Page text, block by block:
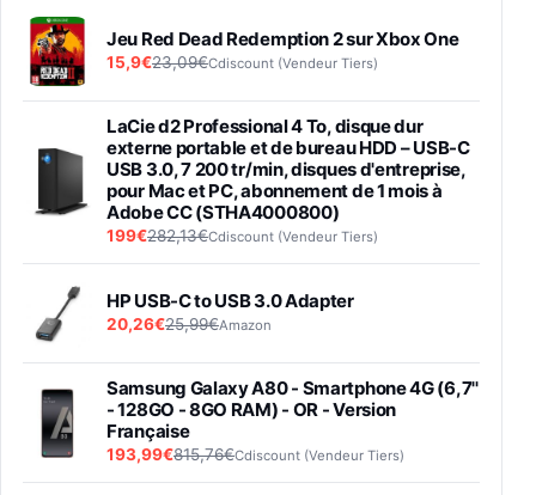
Jeu Red Dead Redemption 2 sur Xbox One
15,9€23,09€Cdiscount (Vendeur Tiers)
LaCie d2 Professional 4 To, disque dur
externe portable et de bureau HDD – USB-C
USB 3.0, 7 200 tr/min, disques d'entreprise,
pour Mac et PC, abonnement de 1 mois à
Adobe CC (STHA4000800)
199€282,13€Cdiscount (Vendeur Tiers)
HP USB-C to USB 3.0 Adapter
20,26€25,99€Amazon
Samsung Galaxy A80 - Smartphone 4G (6,7''
- 128GO - 8GO RAM) - OR - Version
Française
193,99€815,76€Cdiscount (Vendeur Tiers)